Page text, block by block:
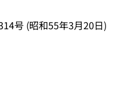
号 (昭和55年3月20日)